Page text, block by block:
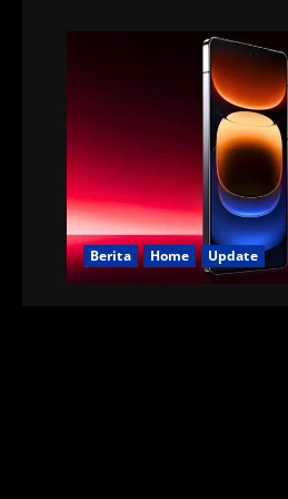
Berita Home Update